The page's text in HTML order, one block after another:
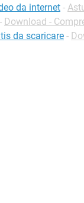
da internet -
- Download -
da scaricare -